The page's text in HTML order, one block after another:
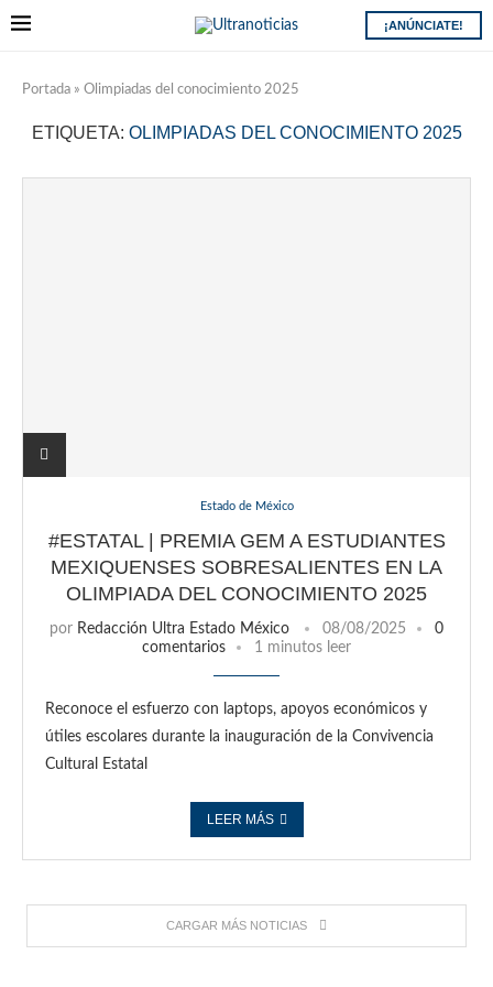
¡ANÚNCIATE!
Portada » Olimpiadas del conocimiento 2025
ETIQUETA: OLIMPIADAS DEL CONOCIMIENTO 2025
Estado de México
#ESTATAL | PREMIA GEM A ESTUDIANTES
MEXIQUENSES SOBRESALIENTES EN LA
OLIMPIADA DEL CONOCIMIENTO 2025
por Redacción Ultra Estado México 08/08/2025
0
comentarios
1 minutos leer
Reconoce el esfuerzo con laptops, apoyos económicos y
útiles escolares durante la inauguración de la Convivencia
Cultural Estatal
LEER MÁS
CARGAR MÁS NOTICIAS